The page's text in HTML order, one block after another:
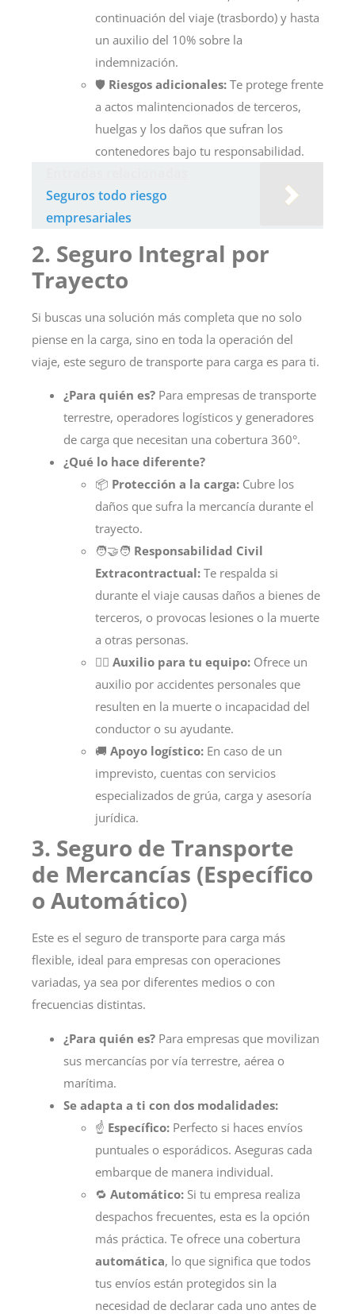
continuación del viaje (trasbordo) y hasta
un auxilio del 10% sobre la
indemnización.
🛡️ Riesgos adicionales: Te protege frente
a actos malintencionados de terceros,
huelgas y los daños que sufran los
contenedores bajo tu responsabilidad.
Seguros todo riesgo
empresariales
2. Seguro Integral por
Trayecto
Si buscas una solución más completa que no solo
piense en la carga, sino en toda la operación del
viaje, este seguro de transporte para carga es para ti.
¿Para quién es? Para empresas de transporte
terrestre, operadores logísticos y generadores
de carga que necesitan una cobertura 360°.
¿Qué lo hace diferente?
📦 Protección a la carga: Cubre los
daños que sufra la mercancía durante el
trayecto.
🧑‍🤝‍🧑 Responsabilidad Civil
Extracontractual: Te respalda si
durante el viaje causas daños a bienes de
terceros, o provocas lesiones o la muerte
a otras personas.
🧑‍⚕️ Auxilio para tu equipo: Ofrece un
auxilio por accidentes personales que
resulten en la muerte o incapacidad del
conductor o su ayudante.
🚚 Apoyo logístico: En caso de un
imprevisto, cuentas con servicios
especializados de grúa, carga y asesoría
jurídica.
3. Seguro de Transporte
de Mercancías (Específico
o Automático)
Este es el seguro de transporte para carga más
flexible, ideal para empresas con operaciones
variadas, ya sea por diferentes medios o con
frecuencias distintas.
¿Para quién es? Para empresas que movilizan
sus mercancías por vía terrestre, aérea o
marítima.
Se adapta a ti con dos modalidades:
☝️ Específico: Perfecto si haces envíos
puntuales o esporádicos. Aseguras cada
embarque de manera individual.
🔁 Automático: Si tu empresa realiza
despachos frecuentes, esta es la opción
más práctica. Te ofrece una cobertura
automática, lo que significa que todos
tus envíos están protegidos sin la
necesidad de declarar cada uno antes de